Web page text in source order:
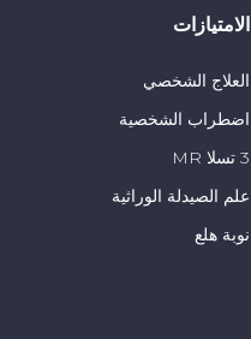
الامتيازات
العلاج الشخصي
اضطراب الشخصية
3 تسلا MR
علم الصيدلة الوراثية
نوبة هلع